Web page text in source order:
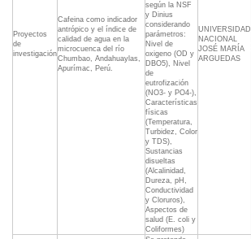
Proyectos
de
investigación
Cafeina como indicador
antrópico y el índice de
calidad de agua en la
microcuenca del río
Chumbao, Andahuaylas,
Apurímac, Perú.
según la NSF
y Dinius
considerando
parámetros:
Nivel de
oxigeno (OD y
DBO5), Nivel
de
eutrofización
(NO3- y PO4-),
Características
físicas
(Temperatura,
Turbidez, Color
y TDS),
Sustancias
disueltas
(Alcalinidad,
Dureza, pH,
Conductividad
y Cloruros),
Aspectos de
salud (E. coli y
Coliformes)
UNIVERSIDAD
NACIONAL
JOSÉ MARÍA
ARGUEDAS